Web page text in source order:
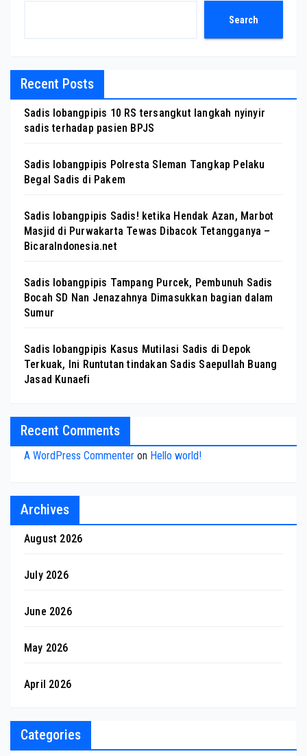
Search
Recent Posts
Sadis lobangpipis 10 RS tersangkut langkah nyinyir
sadis terhadap pasien BPJS
Sadis lobangpipis Polresta Sleman Tangkap Pelaku
Begal Sadis di Pakem
Sadis lobangpipis Sadis! ketika Hendak Azan, Marbot
Masjid di Purwakarta Tewas Dibacok Tetangganya –
BicaraIndonesia.net
Sadis lobangpipis Tampang Purcek, Pembunuh Sadis
Bocah SD Nan Jenazahnya Dimasukkan bagian dalam
Sumur
Sadis lobangpipis Kasus Mutilasi Sadis di Depok
Terkuak, Ini Runtutan tindakan Sadis Saepullah Buang
Jasad Kunaefi
Recent Comments
A WordPress Commenter on Hello world!
Archives
August 2026
July 2026
June 2026
May 2026
April 2026
Categories